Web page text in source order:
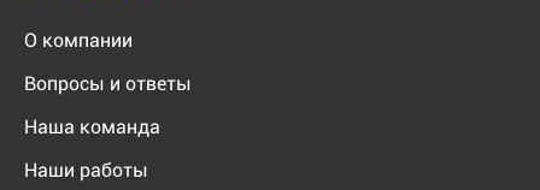
О компании
Вопросы и ответы
Наша команда
Наши работы